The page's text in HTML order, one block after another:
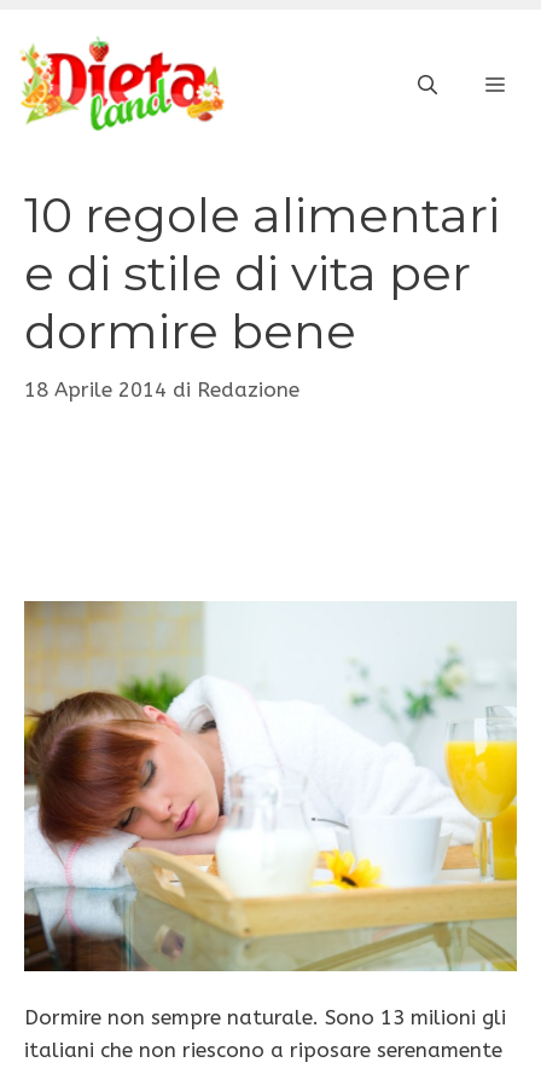
contenuto
10 regole alimentari
e di stile di vita per
dormire bene
18 Aprile 2014 di Redazione
Dormire non sempre naturale. Sono 13 milioni gli
italiani che non riescono a riposare serenamente